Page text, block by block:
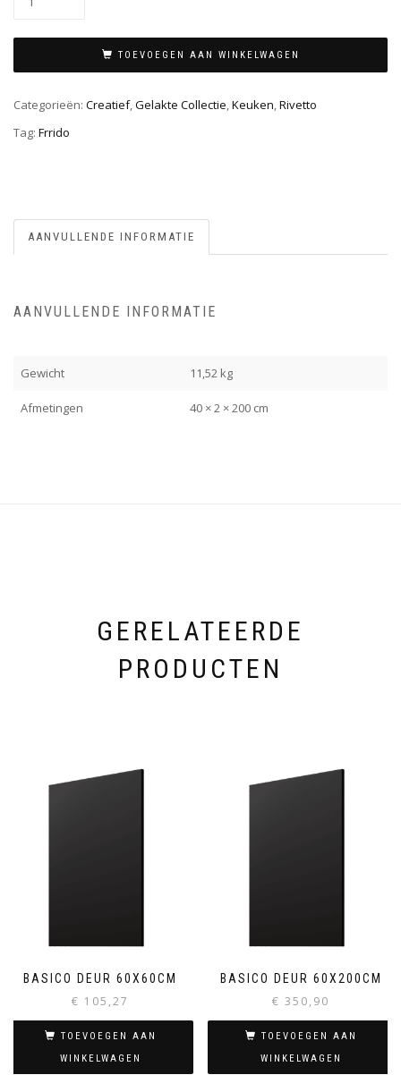
TOEVOEGEN AAN WINKELWAGEN
Categorieën: Creatief,Gelakte Collectie,Keuken,Rivetto
Tag: Frrido
AANVULLENDE INFORMATIE
AANVULLENDE INFORMATIE
Gewicht 11,52 kg
Afmetingen 40 × 2 × 200 cm
GERELATEERDE
PRODUCTEN
BASICO DEUR 60X60CM
€ 105,27
TOEVOEGEN AAN
WINKELWAGEN
BASICO DEUR 60X200CM
€ 350,90
TOEVOEGEN AAN
WINKELWAGEN